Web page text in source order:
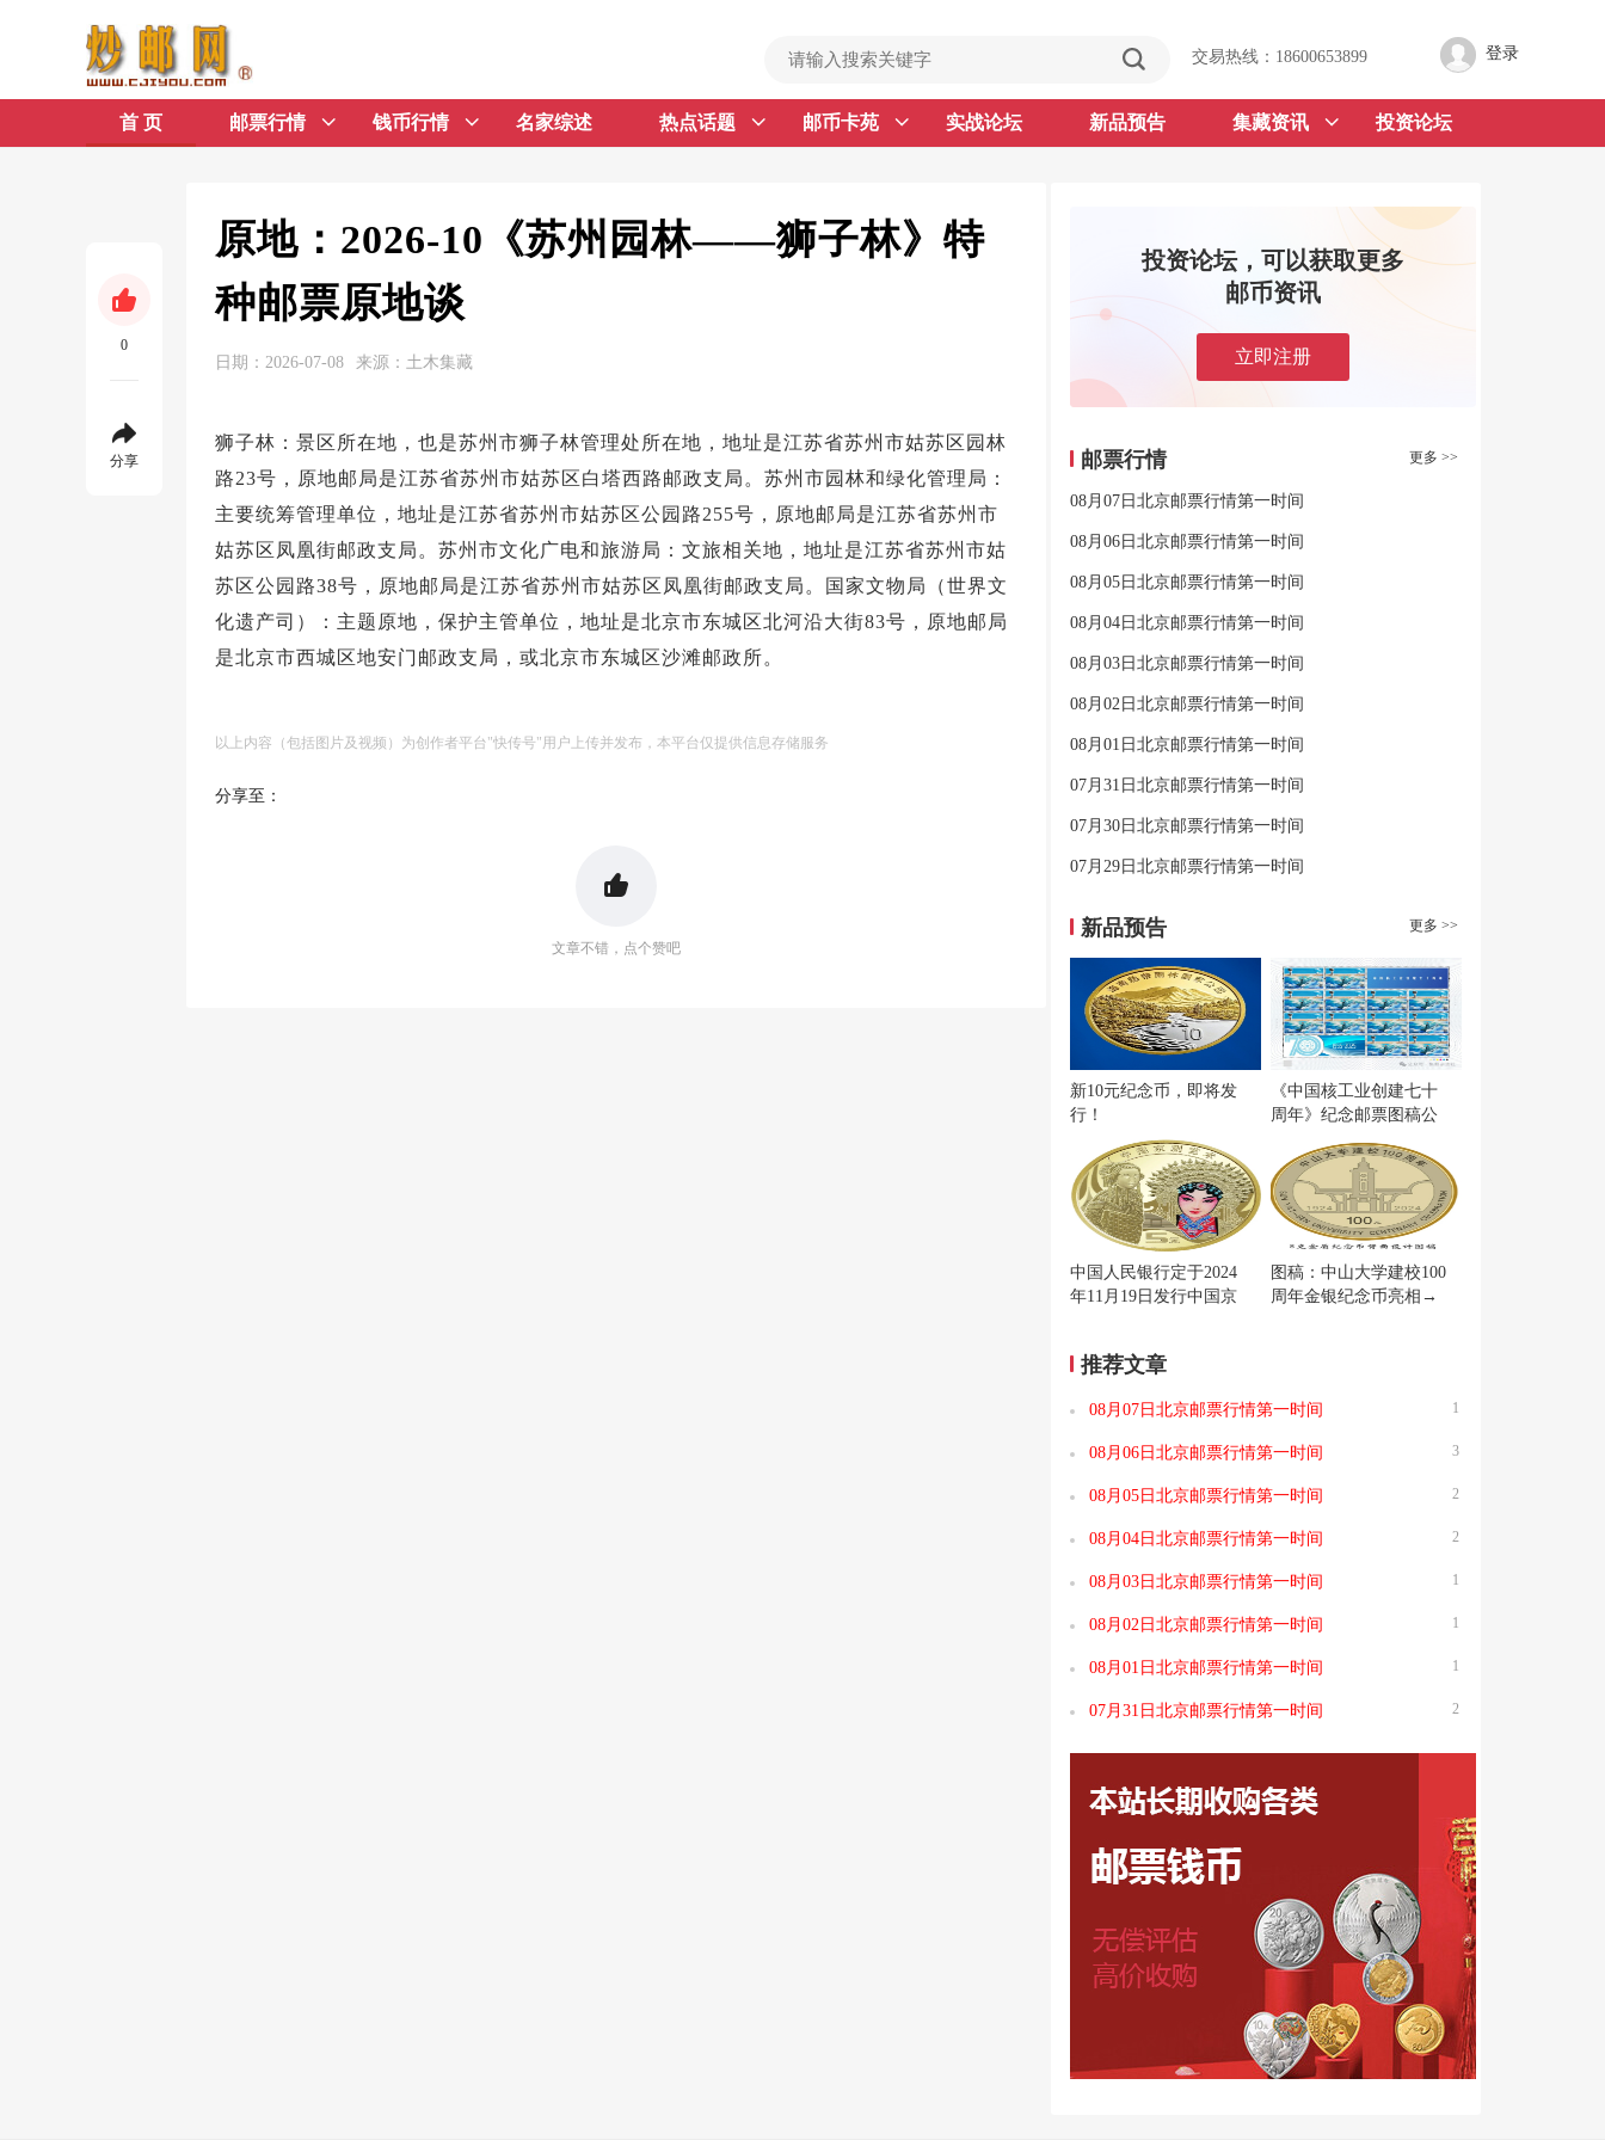
登录
交易热线：18600653899
首 页
钱币行情
集藏资讯
投资论坛
首 页 邮票行情 钱币行情 名家综述 热点话题 邮币卡苑 实战论坛 新品预告 集藏资讯 投资论坛
0
分享
原地：2026-10《苏州园林——狮子林》特
种邮票原地谈
日期：2026-07-08 来源：土木集藏
狮子林：景区所在地，也是苏州市狮子林管理处所在地，地址是江苏省苏州市姑苏区园林
路23号，原地邮局是江苏省苏州市姑苏区白塔西路邮政支局。苏州市园林和绿化管理局：
主要统筹管理单位，地址是江苏省苏州市姑苏区公园路255号，原地邮局是江苏省苏州市
姑苏区凤凰街邮政支局。苏州市文化广电和旅游局：文旅相关地，地址是江苏省苏州市姑
苏区公园路38号，原地邮局是江苏省苏州市姑苏区凤凰街邮政支局。国家文物局（世界文
化遗产司）：主题原地，保护主管单位，地址是北京市东城区北河沿大街83号，原地邮局
是北京市西城区地安门邮政支局，或北京市东城区沙滩邮政所。
以上内容（包括图片及视频）为创作者平台"快传号"用户上传并发布，本平台仅提供信息存储服务
分享至：
文章不错，点个赞吧
投资论坛，可以获取更多
邮币资讯
立即注册
邮票行情 更多 >>
08月07日北京邮票行情第一时间
08月06日北京邮票行情第一时间
08月05日北京邮票行情第一时间
08月04日北京邮票行情第一时间
08月03日北京邮票行情第一时间
08月02日北京邮票行情第一时间
08月01日北京邮票行情第一时间
07月31日北京邮票行情第一时间
07月30日北京邮票行情第一时间
07月29日北京邮票行情第一时间
新品预告 更多 >>
新10元纪念币，即将发
行！
《中国核工业创建七十
周年》纪念邮票图稿公
中国人民银行定于2024
年11月19日发行中国京
图稿：中山大学建校100
周年金银纪念币亮相→
推荐文章
08月07日北京邮票行情第一时间 1
08月06日北京邮票行情第一时间 3
08月05日北京邮票行情第一时间 2
08月04日北京邮票行情第一时间 2
08月03日北京邮票行情第一时间 1
08月02日北京邮票行情第一时间 1
08月01日北京邮票行情第一时间 1
07月31日北京邮票行情第一时间 2